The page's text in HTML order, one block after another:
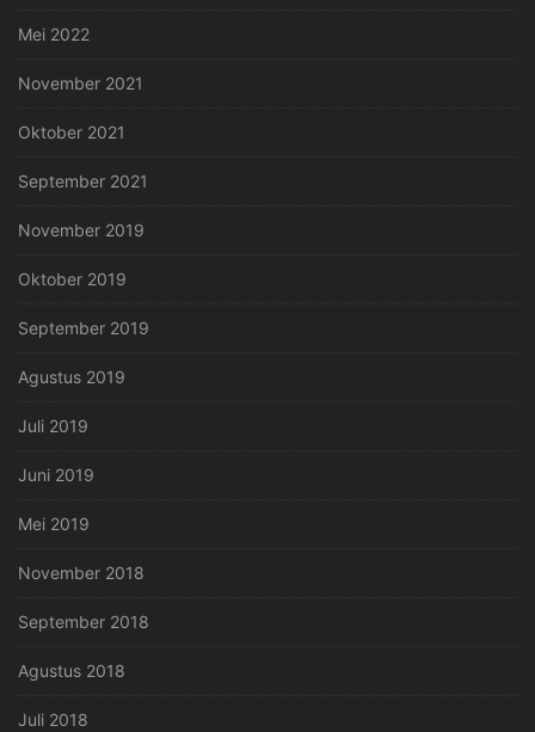
Mei 2022
November 2021
Oktober 2021
September 2021
November 2019
Oktober 2019
September 2019
Agustus 2019
Juli 2019
Juni 2019
Mei 2019
November 2018
September 2018
Agustus 2018
Juli 2018